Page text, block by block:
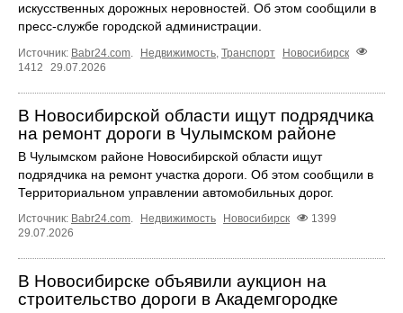
искусственных дорожных неровностей. Об этом сообщили в
пресс-службе городской администрации.
Источник: Babr24.com Недвижимость Транспорт
Новосибирск
1412
29.07.2026
В Новосибирской области ищут подрядчика
на ремонт дороги в Чулымском районе
В Чулымском районе Новосибирской области ищут
подрядчика на ремонт участка дороги. Об этом сообщили в
Территориальном управлении автомобильных дорог.
Источник: Babr24.com Недвижимость Новосибирск
1399
29.07.2026
В Новосибирске объявили аукцион на
строительство дороги в Академгородке